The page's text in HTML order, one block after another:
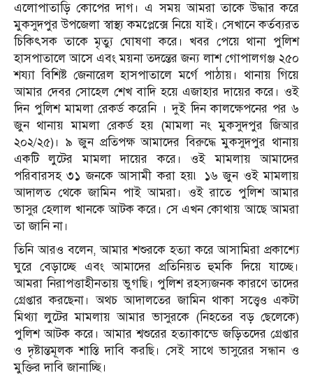
এলোপাতাড়ি কোপের দাগ। এ সময় আমরা তাকে উদ্ধার করে
মুকসুদপুর উপজেলা স্বাস্থ্য কমপ্লেক্সে নিয়ে যাই। সেখানে কর্তব্যরত
চিকিৎসক তাকে মৃত্যু ঘোষণা করে। খবর পেয়ে থানা পুলিশ
হাসপাতালে আসে এবং ময়না তদন্তের জন্য লাশ গোপালগঞ্জ ২৫০
শয্যা বিশিষ্ট জেনারেল হাসপাতালে মর্গে পাঠায়। থানায় গিয়ে
আমার দেবর সোহেল শেখ বাদি হয়ে এজাহার দায়ের করে। ওই
দিন পুলিশ মামলা রেকর্ড করেনি । দুই দিন কালক্ষেপনের পর ৬
জুন থানায় মামলা রেকর্ড হয় (মামলা নং মুকসুদপুর জিআর
২০২/২৫)। ৯ জুন প্রতিপক্ষ আমাদের বিরুদ্ধে মুকসুদপুর থানায়
একটি লুটের মামলা দায়ের করে। ওই মামলায় আমাদের
পরিবারসহ ৩১ জনকে আসামী করা হয়৷ ১৬ জুন ওই মামলায়
আদালত থেকে জামিন পাই আমরা। ওই রাতে পুলিশ আমার
ভাসুর হেলাল খানকে আটক করে। সে এখন কোথায় আছে আমরা
তা জানি না।
তিনি আরও বলেন, আমার শশুরকে হত্যা করে আসামিরা প্রকাশ্যে
ঘুরে বেড়াচ্ছে এবং আমাদের প্রতিনিয়ত হুমকি দিয়ে যাচ্ছে।
আমরা নিরাপত্তাহীনতায় ভুগছি। পুলিশ রহস্যজনক কারণে তাদের
গ্রেপ্তার করছেনা। অথচ আদালতের জামিন থাকা সত্ত্বেও একটা
মিথ্যা লুটের মামলায় আমার ভাসুরকে (নিহতের বড় ছেলেকে)
পুলিশ আটক করে। আমার শ্বশুরের হত্যাকান্ডে জড়িতদের গ্রেপ্তার
ও দৃষ্টান্তমূলক শাস্তি দাবি করছি। সেই সাথে ভাসুরের সন্ধান ও
মুক্তির দাবি জানাচ্ছি।